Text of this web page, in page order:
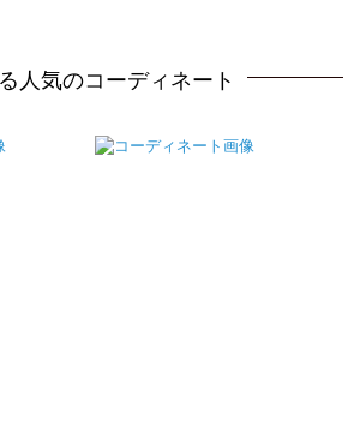
人気のコーディネート